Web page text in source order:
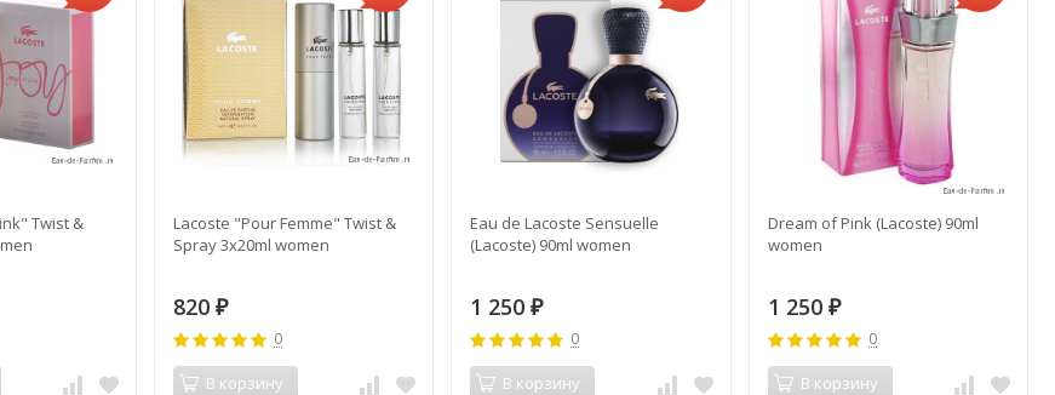
Twist &
Lacoste "Pour Femme" Twist &
Spray 3х20ml women
820 ₽
0
В корзину
Eau de Lacoste Sensuelle
(Lacoste) 90ml women
1 250₽
0
В корзину
Dream of Pink (Lacoste) 90ml
women
1 250 ₽
0
В корзину